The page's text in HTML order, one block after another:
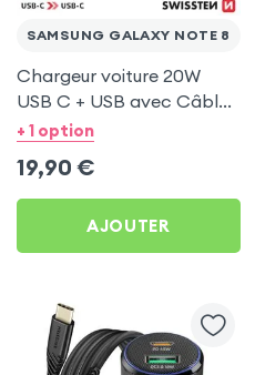
SAMSUNG GALAXY NOTE 8
Chargeur voiture 20W
USB C + USB avec Câble
type C Swissten pour
+ 1 option
19,90 €
AJOUTER